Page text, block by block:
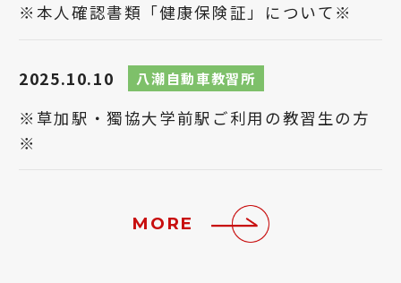
※本人確認書類「健康保険証」について※
2025.10.10 八潮自動車教習所
※草加駅・獨協大学前駅ご利用の教習生の方
※
MORE